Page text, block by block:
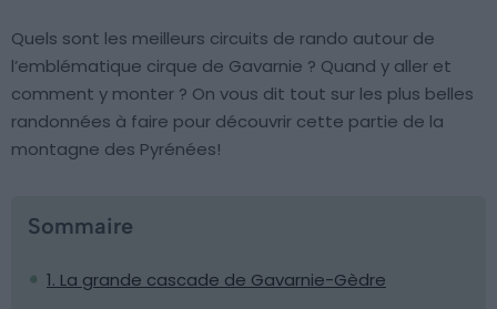
Quels sont les meilleurs circuits de rando autour de
l’emblématique cirque de Gavarnie ? Quand y aller et
comment y monter ? On vous dit tout sur les plus belles
randonnées à faire pour découvrir cette partie de la
montagne des Pyrénées!
Sommaire
1. La grande cascade de Gavarnie-Gèdre